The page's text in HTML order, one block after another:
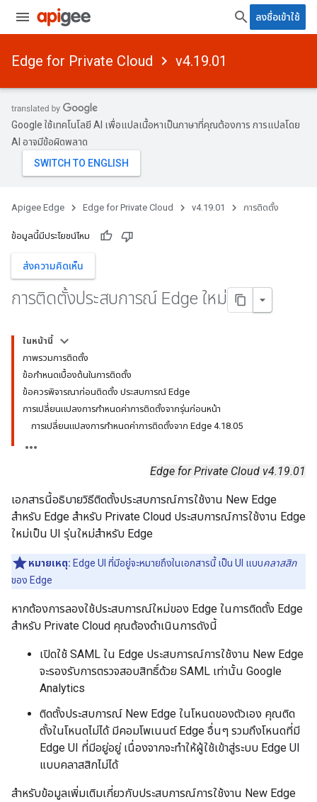
ลงชื่อเข้าใช้
Edge for Private Cloud v4.19.01
Google ใช้เทคโนโลยี AI เพื่อแปลเนื้อหาเป็นภาษาที่คุณต้องการ การแปลโดย
AI อาจมีข้อผิดพลาด
Apigee Edge Edge for Private Cloud v4.19.01 การติดตั้ง
ข้อมูลนี้มีประโยชน์ไหม
ส่งความคิดเห็น
การติดตั้งประสบการณ์ Edge ใหม่
ในหน้านี้
ภาพรวมการติดตั้ง
ข้อกำหนดเบื้องต้นในการติดตั้ง
ข้อควรพิจารณาก่อนติดตั้ง ประสบการณ์ Edge
การเปลี่ยนแปลงการกำหนดค่าการติดตั้งจากรุ่นก่อนหน้า
การเปลี่ยนแปลงการกำหนดค่าการติดตั้งจาก Edge 4.18.05
Edge for Private Cloud v4.19.01
เอกสารนี้อธิบายวิธีติดตั้งประสบการณ์การใช้งาน New Edge
สำหรับ Edge สำหรับ Private Cloud ประสบการณ์การใช้งาน Edge
ใหม่เป็น UI รุ่นใหม่สำหรับ Edge
หมายเหตุ: Edge UI ที่มีอยู่จะหมายถึงในเอกสารนี้ เป็น UI แบบคลาสสิก
ของ Edge
หากต้องการลองใช้ประสบการณ์ใหม่ของ Edge ในการติดตั้ง Edge
สำหรับ Private Cloud คุณต้องดำเนินการดังนี้
เปิดใช้ SAML ใน Edge ประสบการณ์การใช้งาน New Edge
จะรองรับการตรวจสอบสิทธิ์ด้วย SAML เท่านั้น Google
Analytics
ติดตั้งประสบการณ์ New Edge ในโหนดของตัวเอง คุณติด
ตั้งในโหนดไม่ได้ มีคอมโพเนนต์ Edge อื่นๆ รวมถึงโหนดที่มี
Edge UI ที่มีอยู่อยู่ เนื่องจากจะทำให้ผู้ใช้เข้าสู่ระบบ Edge UI
แบบคลาสสิกไม่ได้
สำหรับข้อมูลเพิ่มเติมเกี่ยวกับประสบการณ์การใช้งาน New Edge